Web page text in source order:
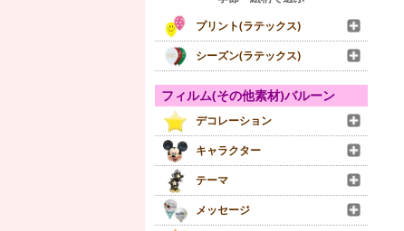
プリント(ラテックス)
シーズン(ラテックス)
フィルム(その他素材)バルーン
デコレーション
キャラクター
テーマ
メッセージ